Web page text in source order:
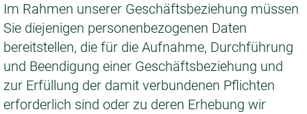
Im Rahmen unserer Geschäftsbeziehung müssen
Sie diejenigen personenbezogenen Daten
bereitstellen, die für die Aufnahme, Durchführung
und Beendigung einer Geschäftsbeziehung und
zur Erfüllung der damit verbundenen Pflichten
erforderlich sind oder zu deren Erhebung wir